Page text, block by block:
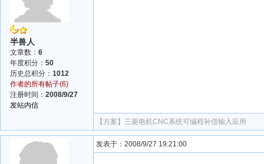
半兽人
文章数： 6
年度积分： 50
历史总积分： 1012
作者的所有帖子(6)
注册时间： 2008/9/27
发站内信
【方案】 三菱电机CNC系统可编程补偿输入应用
发表于：2008/9/27 19:21:00